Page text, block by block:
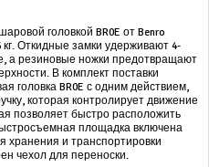
головкой BR0E от Benro
Откидные замки удерживают 4-
а резиновые ножки предотвращают
В комплект поставки
головка BR0E с одним действием,
которая контролирует движение
позволяет быстро расположить
площадка включена
хранения и транспортировки
чехол для переноски.